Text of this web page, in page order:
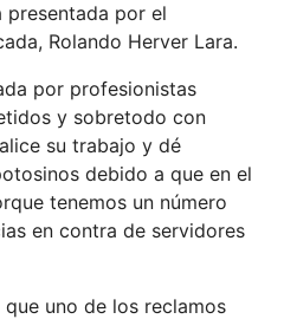
presentada por el
Rolando Herver Lara.
por profesionistas
y sobretodo con
su trabajo y dé
debido a que en el
tenemos un número
en contra de servidores
uno de los reclamos